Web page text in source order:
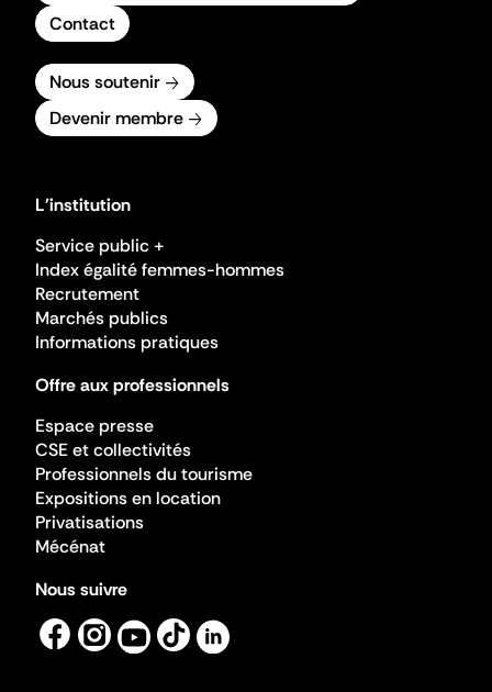
Contact
Nous soutenir
Devenir membre
L'institution
Service public +
Index égalité femmes-hommes
Recrutement
Marchés publics
Informations pratiques
Offre aux professionnels
Espace presse
CSE et collectivités
Professionnels du tourisme
Expositions en location
Privatisations
Mécénat
Nous suivre